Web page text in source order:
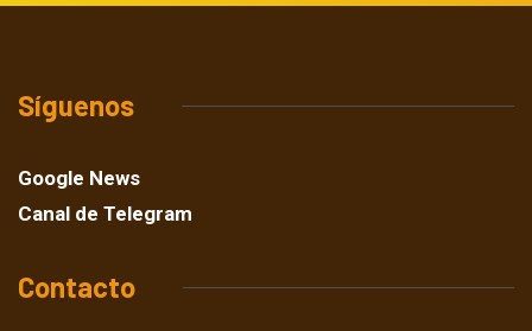
Síguenos
Google News
Canal de Telegram
Contacto